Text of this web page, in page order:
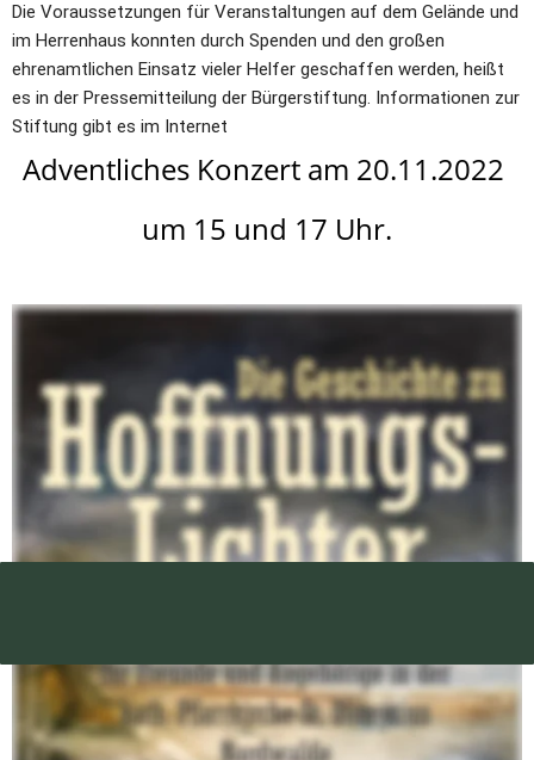
Die Voraussetzungen für Veranstaltungen auf dem Gelände und
im Herrenhaus konnten durch Spenden und den großen
ehrenamtlichen Einsatz vieler Helfer geschaffen werden, heißt
es in der Pressemitteilung der Bürgerstiftung. Informationen zur
Stiftung gibt es im Internet
Adventliches Konzert am 20.11.2022
um 15 und 17 Uhr.
Wir laden alle Freunde und Angehörige des Kulturverein zu einem
Konzert am 13.01.2024 um 15 in der kath. Kirche Nordwalde ein.
Im Rahmen unseres Projektes Hoffnungslichter präsentieren wir
die weihnachtlichen Lieder unseres CD Projektes, komponiert
und getextet von Bernd Beenen.